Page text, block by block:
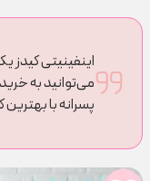
اینفینیتی کیدز
می‌توانید به خرید
پسرانه با